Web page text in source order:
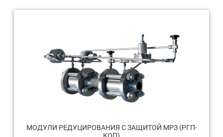
МОДУЛИ РЕДУЦИРОВАНИЯ С ЗАЩИТОЙ МРЗ (РГП-